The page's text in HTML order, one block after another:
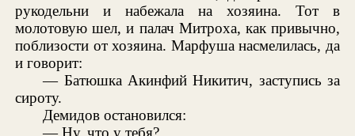
рукодельни и набежала на хозяина. Тот в
молотовую шел, и палач Митроха, как привычно,
поблизости от хозяина. Марфуша насмелилась, да
и говорит:
— Батюшка Акинфий Никитич, заступись за
сироту.
Демидов остановился:
— Ну, что у тебя?